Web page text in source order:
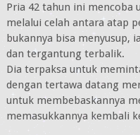
Pria 42 tahun ini mencoba
melalui celah antara atap
bukannya bisa menyusup,
dan tergantung terbalik.
Dia terpaksa untuk
dengan tertawa datang
untuk membebaskannya
memasukkannya kembali